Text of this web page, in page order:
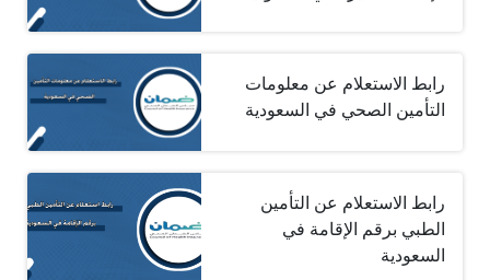
رابط الاستعلام عن معلومات
التأمين الصحي في السعودية
رابط الاستعلام عن التأمين
الطبي برقم الإقامة في
السعودية